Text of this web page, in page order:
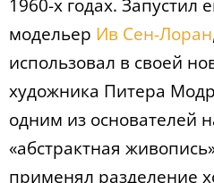
1960-х годах. Запустил
модельер Ив Сен-Лоран
использовал в своей
художника Питера
одним из основателей
«абстрактная
применял разделение